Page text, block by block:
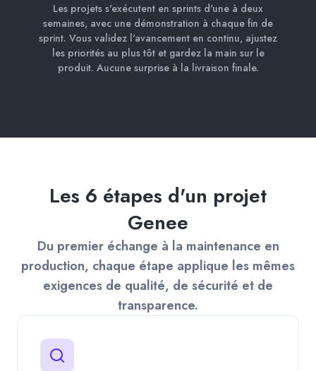
Les projets s'exécutent en sprints d'une à deux
semaines, avec une démonstration à chaque fin de
sprint. Vous validez l'avancement en continu, ajustez
les priorités au plus tôt et gardez la main sur le
produit. Aucune surprise à la livraison finale.
Les 6 étapes d'un projet
Genee
Du premier échange à la maintenance en
production, chaque étape applique les mêmes
exigences de qualité, de sécurité et de
transparence.